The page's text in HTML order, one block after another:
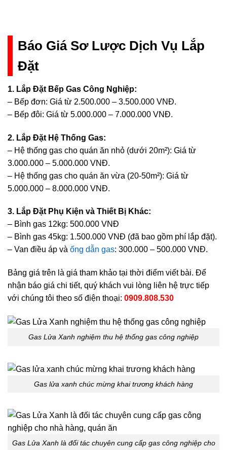
Báo Giá Sơ Lược Dịch Vụ Lắp
Đặt
1. Lắp Đặt Bếp Gas Công Nghiệp:
– Bếp đơn: Giá từ 2.500.000 – 3.500.000 VNĐ.
– Bếp đôi: Giá từ 5.000.000 – 7.000.000 VNĐ.
2. Lắp Đặt Hệ Thống Gas:
– Hệ thống gas cho quán ăn nhỏ (dưới 20m²): Giá từ
3.000.000 – 5.000.000 VNĐ.
– Hệ thống gas cho quán ăn vừa (20-50m²): Giá từ
5.000.000 – 8.000.000 VNĐ.
3. Lắp Đặt Phụ Kiện và Thiết Bị Khác:
– Bình gas 12kg: 500.000 VNĐ
– Bình gas 45kg: 1.500.000 VNĐ (đã bao gồm phí lắp đặt).
– Van điều áp và ống dẫn gas: 300.000 – 500.000 VNĐ.
Bảng giá trên là giá tham khảo tại thời điểm viết bài. Để
nhận báo giá chi tiết, quý khách vui lòng liên hệ trực tiếp
với chúng tôi theo số điện thoại: 0909.808.530
Gas Lửa Xanh nghiệm thu hệ thống gas công nghiệp
Gas lửa xanh chúc mừng khai trương khách hàng
Gas Lửa Xanh là đối tác chuyên cung cấp gas công nghiệp cho